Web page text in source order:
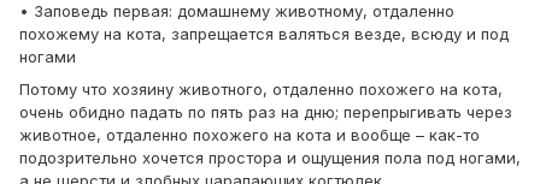
• Заповедь первая: домашнему животному, отдаленно
похожему на кота, запрещается валяться везде, всюду и под
ногами
Потому что хозяину животного, отдаленно похожего на кота,
очень обидно падать по пять раз на дню; перепрыгивать через
животное, отдаленно похожего на кота и вообще – как-то
подозрительно хочется простора и ощущения пола под ногами,